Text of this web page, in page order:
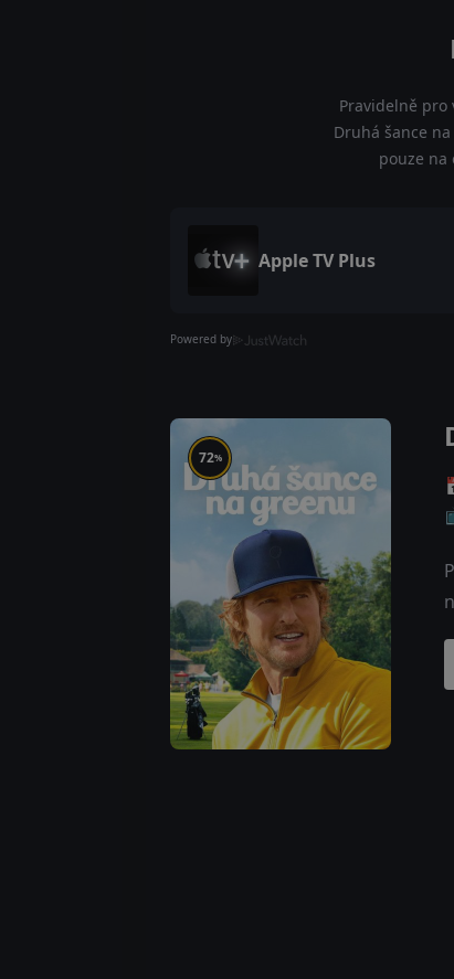
Pravidelně pro
Druhá šance
pouze na
Apple TV Plus
Powered by
72%